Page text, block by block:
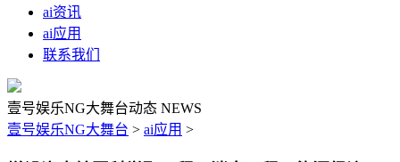
ai资讯
ai应用
联系我们
壹号娱乐NG大舞台动态 NEWS
壹号娱乐NG大舞台 > ai应用 >